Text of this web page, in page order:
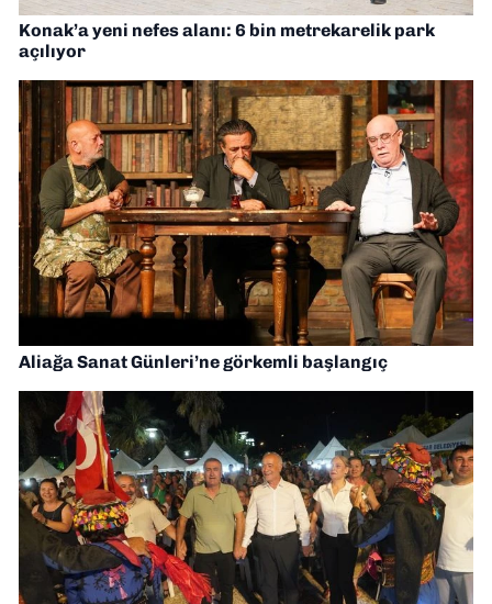
Konak’a yeni nefes alanı: 6 bin metrekarelik park
açılıyor
Aliağa Sanat Günleri’ne görkemli başlangıç